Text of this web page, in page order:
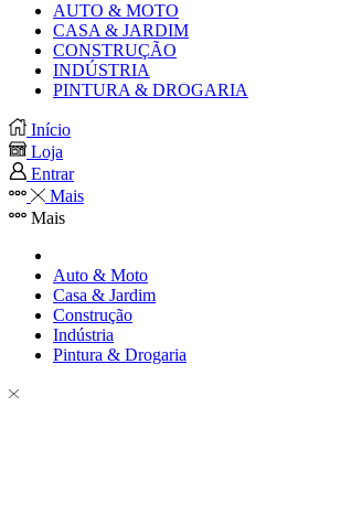
AUTO & MOTO
CASA & JARDIM
CONSTRUÇÃO
INDÚSTRIA
PINTURA & DROGARIA
Início
Loja
Entrar
Mais
Mais
Auto & Moto
Casa & Jardim
Construção
Indústria
Pintura & Drogaria